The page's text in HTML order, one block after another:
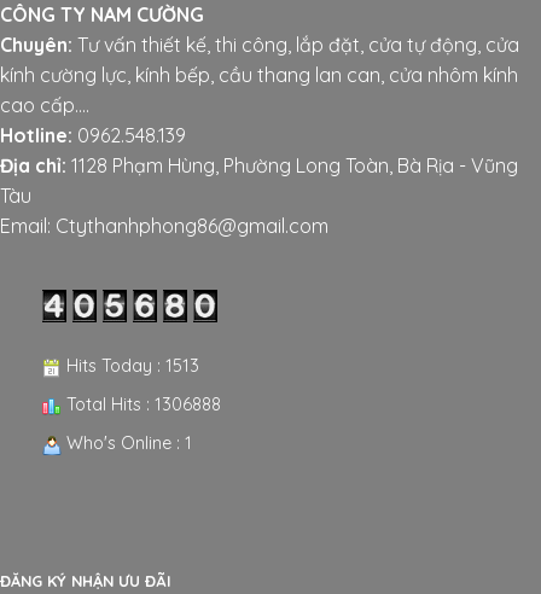
CÔNG TY NAM CƯỜNG
Chuyên: Tư vấn thiết kế, thi công, lắp đặt, cửa tự động, cửa
kính cường lực, kính bếp, cầu thang lan can, cửa nhôm kính
cao cấp....
Hotline: 0962.548.139
Địa chỉ: 1128 Phạm Hùng, Phường Long Toàn, Bà Rịa - Vũng
Tàu
Email: Ctythanhphong86@gmail.com
Hits Today : 1513
Total Hits : 1306888
Who's Online : 1
ĐĂNG KÝ NHẬN ƯU ĐÃI